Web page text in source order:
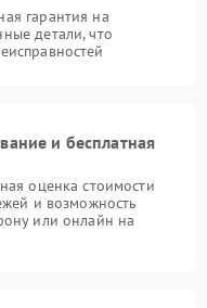
гарантия на
детали, что
и бесплатная
оценка стоимости
и возможность
или онлайн на